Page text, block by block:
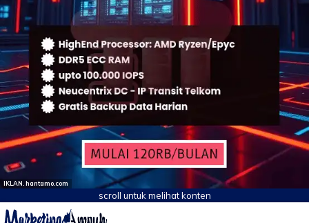
IKLAN. hantamo.com
scroll untuk melihat konten